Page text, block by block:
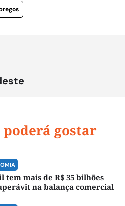
poderá gostar
tem mais de R$ 35 bilhões
na balança comercial